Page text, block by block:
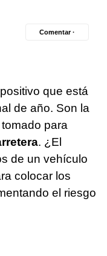
Comentar ·
que está
de año. Son la
para
. ¿El
de un vehículo
colocar los
el riesgo